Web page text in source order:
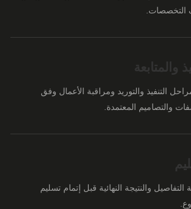
والمتابعة
التنفيذ والتوريد ومراقبة الأعمال وفق
والتصاميم المعتمدة.
والنتيجة النهائية قبل إتمام تسليم